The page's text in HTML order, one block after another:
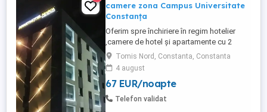
camere zona Campus Universitate
Constanța
Oferim spre închiriere în regim hotelier
,camere de hotel și apartamente cu 2
camere la un complex hotelier de 3 și 4
stele . Contra cost avem și mic dejun la
cerere (40 lei de persoană) Complexul
hotelier se află în zona Tomis Nord
Campus Universitate. Dotări: Complet
Tomis Nord, Constanta, Constanta
4 august
67 EUR/noapte
Telefon validat